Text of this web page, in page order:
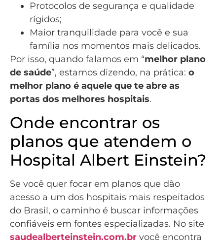
Protocolos de segurança e qualidade
rígidos;
Maior tranquilidade para você e sua
família nos momentos mais delicados.
Por isso, quando falamos em “melhor plano
de saúde”, estamos dizendo, na prática: o
melhor plano é aquele que te abre as
portas dos melhores hospitais.
Onde encontrar os
planos que atendem o
Hospital Albert Einstein?
Se você quer focar em planos que dão
acesso a um dos hospitais mais respeitados
do Brasil, o caminho é buscar informações
confiáveis em fontes especializadas. No site
saudealberteinstein.com.br você encontra